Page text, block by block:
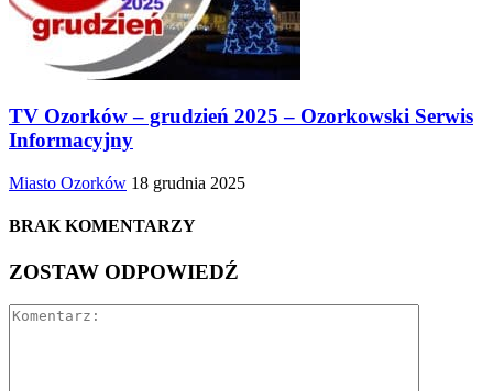
TV Ozorków – grudzień 2025 – Ozorkowski Serwis
Informacyjny
Miasto Ozorków 18 grudnia 2025
BRAK KOMENTARZY
ZOSTAW ODPOWIEDŹ